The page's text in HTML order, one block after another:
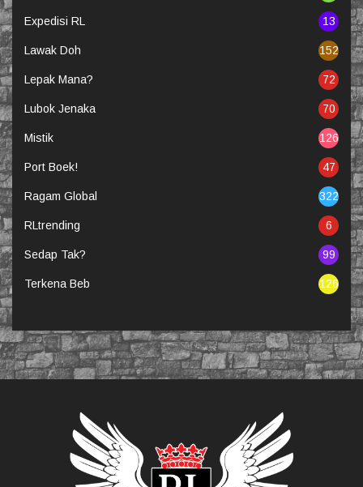
Expedisi RL 13
Lawak Doh 152
Lepak Mana? 72
Lubok Jenaka 70
Mistik 126
Port Boek! 47
Ragam Global 322
RLtrending 6
Sedap Tak? 99
Terkena Beb 126